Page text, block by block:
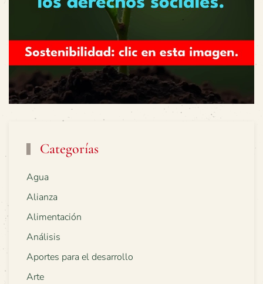
Categorías
Agua
Alianza
Alimentación
Análisis
Aportes para el desarrollo
Arte